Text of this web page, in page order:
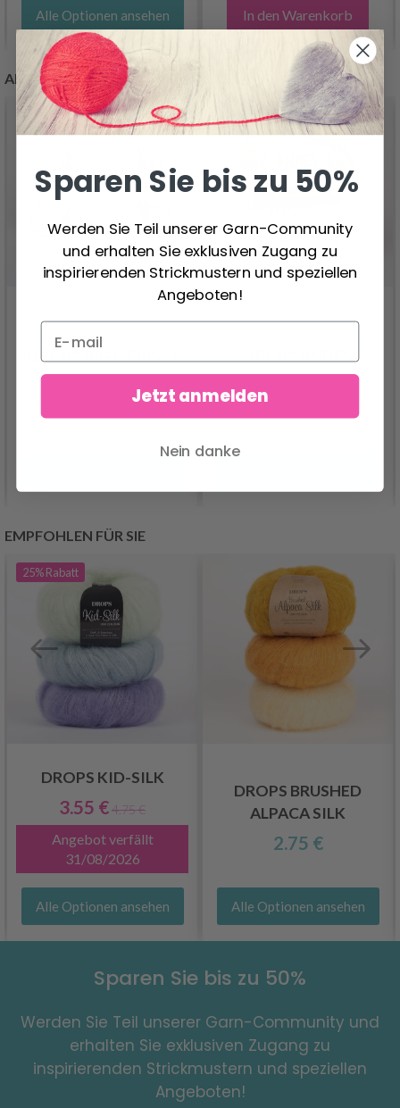
Alle Optionen ansehen In den Warenkorb
ANDERE KUNDEN KAUFTEN AUCH
DROPS BIG MERINO
EMPFOHLEN FÜR SIE
25%Rabatt
DROPS KID-SILK
3.55 €4.75 €
Angebot verfällt
31/08/2026
Alle Optionen ansehen
DROPS BRUSHED
ALPACA SILK
2.75 €
Alle Optionen ansehen
Sparen Sie bis zu 50%
Werden Sie Teil unserer Garn-Community und
erhalten Sie exklusiven Zugang zu
inspirierenden Strickmustern und speziellen
Angeboten!
Sparen Sie bis zu 50%
Werden Sie Teil unserer Garn-Community
und erhalten Sie exklusiven Zugang zu
inspirierenden Strickmustern und speziellen
Angeboten!
Jetzt anmelden
Nein danke